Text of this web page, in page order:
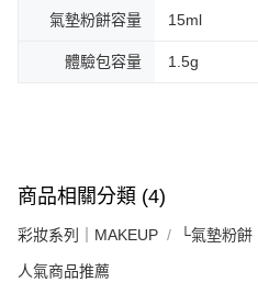
氣墊粉餅容量 15ml
體驗包容量 1.5g
商品相關分類 (4)
彩妝系列｜MAKEUP └氣墊粉餅
人氣商品推薦